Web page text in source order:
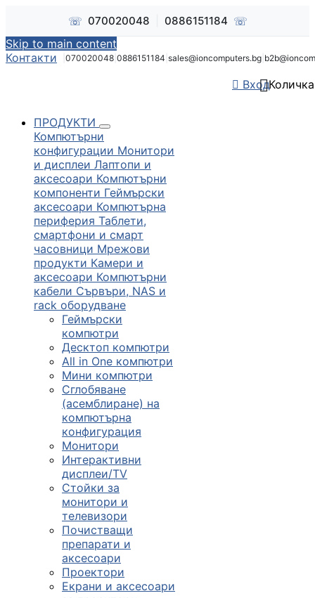
☏ 070020048 0886151184 ☏
Skip to main content
Контакти
070020048 0886151184 sales@ioncomputers.bg
 Вход
Количка
ПРОДУКТИ
Компютърни
конфигурации Монитори
и дисплеи Лаптопи и
аксесоари Компютърни
компоненти Геймърски
аксесоари Компютърна
периферия Таблети,
смартфони и смарт
часовници Мрежови
продукти Камери и
аксесоари Компютърни
кабели Сървъри, NAS и
rack оборудване
Геймърски
компютри
Десктоп компютри
All in One компютри
Мини компютри
Сглобяване
(асемблиране) на
компютърна
конфигурация
Монитори
Интерактивни
дисплеи/TV
Стойки за
монитори и
телевизори
Почистващи
препарати и
аксесоари
Проектори
Екрани и аксесоари